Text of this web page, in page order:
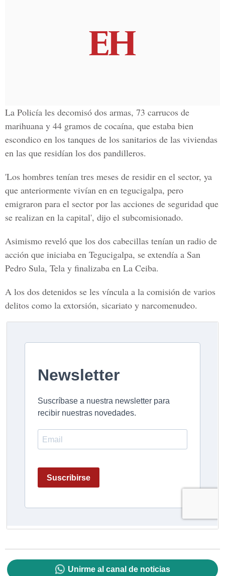
La Policía les decomisó dos armas, 73 carrucos de
marihuana y 44 gramos de cocaína, que estaba bien
escondico en los tanques de los sanitarios de las viviendas
en las que residían los dos pandilleros.
'Los hombres tenían tres meses de residir en el sector, ya
que anteriormente vivían en en tegucigalpa, pero
emigraron para el sector por las acciones de seguridad que
se realizan en la capital', dijo el subcomisionado.
Asimismo reveló que los dos cabecillas tenían un radio de
acción que iniciaba en Tegucigalpa, se extendía a San
Pedro Sula, Tela y finalizaba en La Ceiba.
A los dos detenidos se les víncula a la comisión de varios
delitos como la extorsión, sicariato y narcomenudeo.
Unirme al canal de noticias